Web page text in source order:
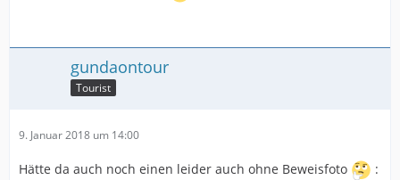
gundaontour
Tourist
9. Januar 2018 um 14:00
Hätte da auch noch einen leider auch ohne Beweisfoto
: